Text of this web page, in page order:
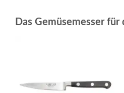
Das Gemüsemesser